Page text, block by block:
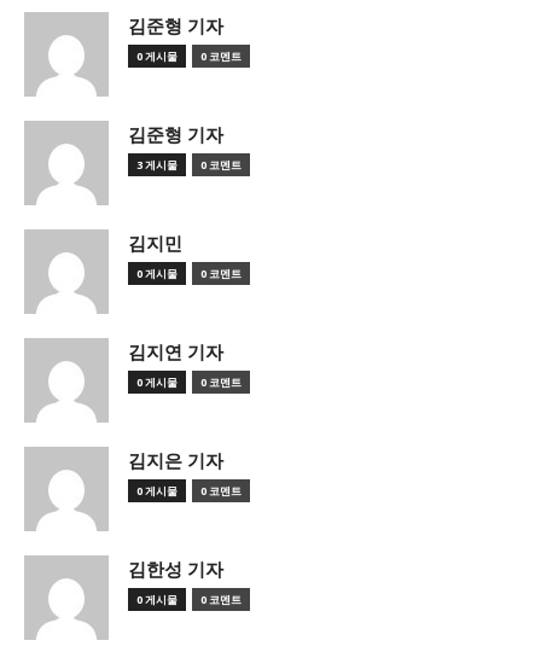
김준형 기자
0 게시물 0 코멘트
김준형 기자
3 게시물 0 코멘트
김지민
0 게시물 0 코멘트
김지연 기자
0 게시물 0 코멘트
김지은 기자
0 게시물 0 코멘트
김한성 기자
0 게시물 0 코멘트